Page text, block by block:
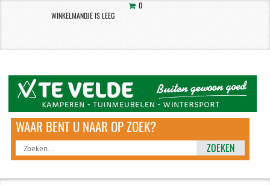
0
WINKELMANDJE IS LEEG
ZOEKEN